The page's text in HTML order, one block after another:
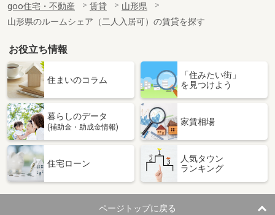
専有面積
27.72m²
間取り
1K
山形県鶴岡市大塚町
価 格
山形県鶴岡市大塚町
専有面積 26.08m²
間取り
山形県鶴岡市小淀川字谷地田
住 所
山形県鶴岡市小淀川字谷地田
専有面積 23.18m²
間取り
1K
goo住宅・不動産 賃貸
山形県
山形県のルームシェア（二人入居可）の賃貸を探す
お役立ち情報
住まいのコラム
「住みたい街」
を見つけよう
暮らしのデータ
(補助金・助成金情報)
家賃相場
住宅ローン
人気タウン
ランキング
ページトップに戻る